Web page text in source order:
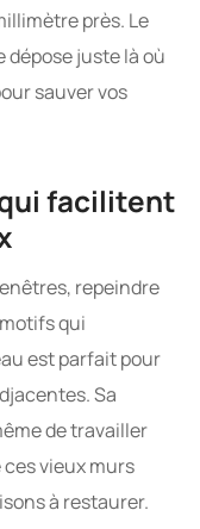
près. Le
dépose juste là où
sauver vos
facilitent
repeindre
qui
est parfait pour
Sa
de travailler
vieux murs
à restaurer.